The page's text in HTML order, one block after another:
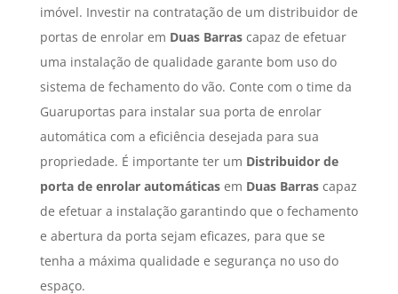
imóvel. Investir na contratação de um distribuidor de
portas de enrolar em Duas Barrascapaz de efetuar
uma instalação de qualidade garante bom uso do
sistema de fechamento do vão. Conte com o time da
Guaruportas para instalar sua porta de enrolar
automática com a eficiência desejada para sua
propriedade. É importante ter um Distribuidor de
porta de enrolar automáticasem Duas Barrascapaz
de efetuar a instalação garantindo que o fechamento
e abertura da porta sejam eficazes, para que se
tenha a máxima qualidade e segurança no uso do
espaço.